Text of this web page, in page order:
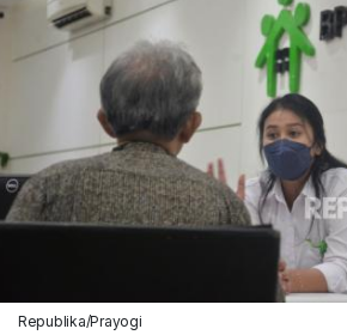
Republika/Prayogi